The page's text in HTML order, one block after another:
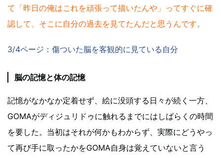
て「昨日の俺はこれを頑張って描いたんや」ってすぐに確
認して、そこに自分の過去を見てたんだと思うんです。
3/4ページ：傷ついた脳を客観的に見ている自分
脳の記憶と体の記憶
記憶がなかなか定着せず、絵に没頭する日々が続く一方、
GOMAがディジュリドゥに触れるまでにはしばらくの時間
を要した。当初はそれが何かもわからず、実際にどうやっ
て再び手に取ったかをGOMA自身は覚えていないと言う